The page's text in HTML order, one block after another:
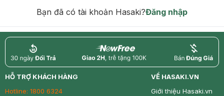
Bạn đã có tài khoản Hasaki?Đăng nhập
return nowfree price
HỖ TRỢ KHÁCH HÀNG
Hotline: 1800 6324
VỀ HASAKI.VN
Giới thiệu Hasaki.vn